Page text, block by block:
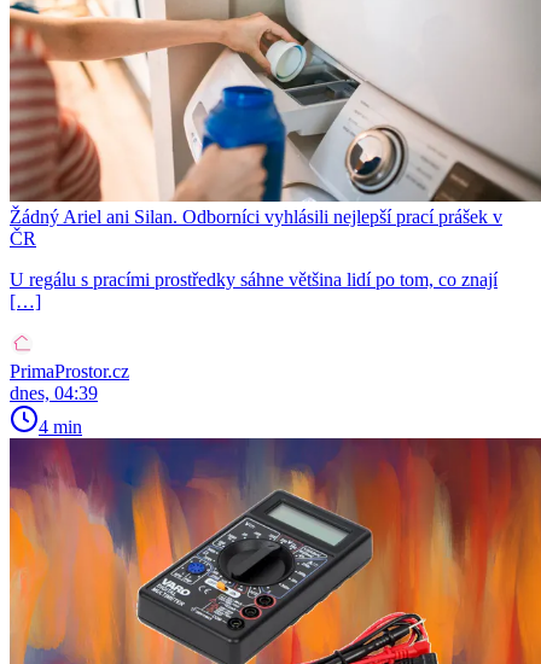
Žádný Ariel ani Silan. Odborníci vyhlásili nejlepší prací prášek v
ČR
U regálu s pracími prostředky sáhne většina lidí po tom, co znají
[…]
PrimaProstor.cz
dnes, 04:39
4 min